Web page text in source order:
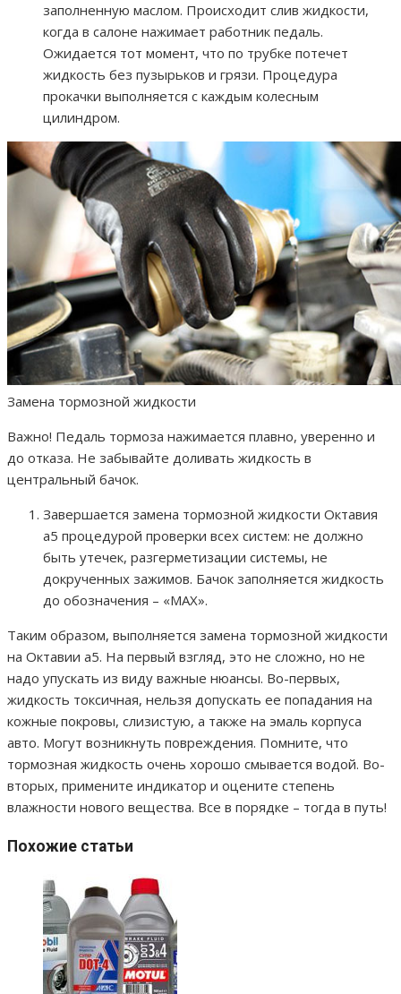
заполненную маслом. Происходит слив жидкости,
когда в салоне нажимает работник педаль.
Ожидается тот момент, что по трубке потечет
жидкость без пузырьков и грязи. Процедура
прокачки выполняется с каждым колесным
цилиндром.
Замена тормозной жидкости
Важно! Педаль тормоза нажимается плавно, уверенно и
до отказа. Не забывайте доливать жидкость в
центральный бачок.
Завершается замена тормозной жидкости Октавия
а5 процедурой проверки всех систем: не должно
быть утечек, разгерметизации системы, не
докрученных зажимов. Бачок заполняется жидкость
до обозначения – «MAX».
Таким образом, выполняется замена тормозной жидкости
на Октавии а5. На первый взгляд, это не сложно, но не
надо упускать из виду важные нюансы. Во-первых,
жидкость токсичная, нельзя допускать ее попадания на
кожные покровы, слизистую, а также на эмаль корпуса
авто. Могут возникнуть повреждения. Помните, что
тормозная жидкость очень хорошо смывается водой. Во-
вторых, примените индикатор и оцените степень
влажности нового вещества. Все в порядке – тогда в путь!
Похожие статьи